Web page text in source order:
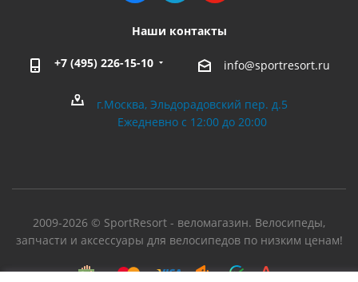
Наши контакты
+7 (495) 226-15-10 info@sportresort.ru
г.Москва, Эльдорадовский пер. д.5
Ежедневно с 12:00 до 20:00
2009-2026 © SportResort - веломагазин. Велосипеды,
запчасти и аксессуары для велосипедов по низким ценам!